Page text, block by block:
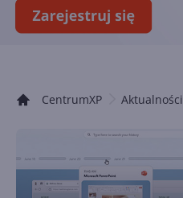
CentrumXP Aktualności